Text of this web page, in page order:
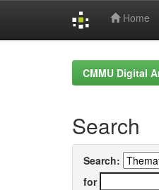
Home
CMMU Digital
Search
Search:
for